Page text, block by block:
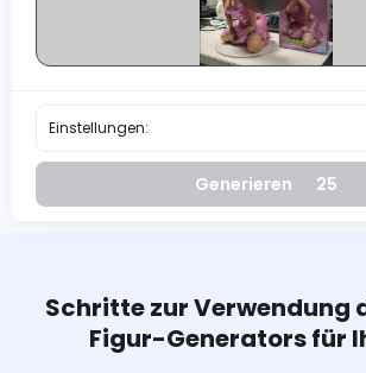
Einstellungen:
Generieren 25
Schritte zur Verwendung
Figur-Generators für